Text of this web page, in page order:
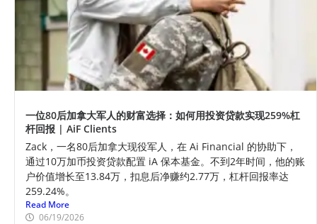
一位80后加拿大军人的财富选择：如何用投资贷款实现259%杠
杆回报 | AiF Clients
Zack，一名80后加拿大现役军人，在 Ai Financial 的协助下，
通过10万加币投资贷款配置 iA 保本基金。不到2年时间，他的账
户价值增长至13.84万，扣息后净赚约2.77万，杠杆回报率达
259.24%。
Read More
06/19/2026